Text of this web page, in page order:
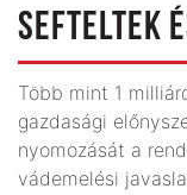
SEFTELTEK
Több mint 1
gazdasági
nyomozását a
vádemelési